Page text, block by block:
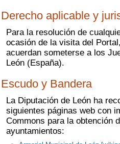
Derecho aplicable y
Para la resolución de
ocasión de la visita del
acuerdan someterse a los
León (España).
Escudo y Bandera
La Diputación de León ha
siguientes páginas web con
Commons para la obtención
ayuntamientos: